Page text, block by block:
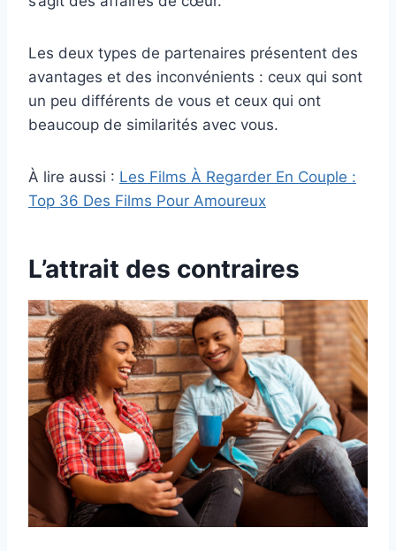
Les deux types de partenaires présentent des
avantages et des inconvénients : ceux qui sont
un peu différents de vous et ceux qui ont
beaucoup de similarités avec vous.
À lire aussi : Les Films À Regarder En Couple :
Top 36 Des Films Pour Amoureux
L’attrait des contraires